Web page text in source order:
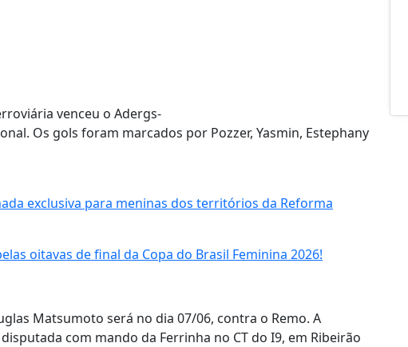
venceu o Adergs-
Os gols foram marcados por Pozzer, Yasmin, Estephany
exclusiva para meninas dos territórios da Reforma
oitavas de final da Copa do Brasil Feminina 2026!
Matsumoto será no dia 07/06, contra o Remo. A
com mando da Ferrinha no CT do I9, em Ribeirão